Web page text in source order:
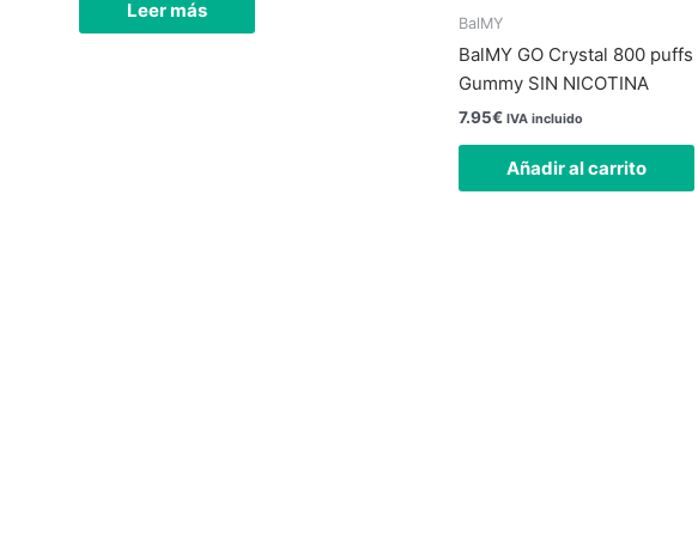
Leer más
BalMY
BalMY GO Crystal 800 puffs
Gummy SIN NICOTINA
7.95€ IVA incluido
Añadir al carrito